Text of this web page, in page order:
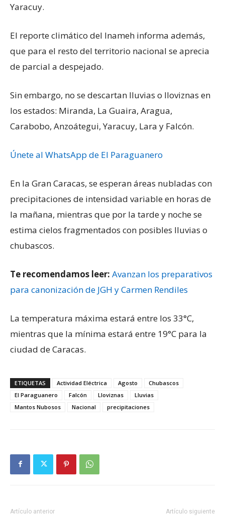
Yaracuy.
El reporte climático del Inameh informa además,
que para el resto del territorio nacional se aprecia
de parcial a despejado.
Sin embargo, no se descartan lluvias o lloviznas en
los estados: Miranda, La Guaira, Aragua,
Carabobo, Anzoátegui, Yaracuy, Lara y Falcón.
Únete al WhatsApp de El Paraguanero
En la Gran Caracas, se esperan áreas nubladas con
precipitaciones de intensidad variable en horas de
la mañana, mientras que por la tarde y noche se
estima cielos fragmentados con posibles lluvias o
chubascos.
Te recomendamos leer: Avanzan los preparativos
para canonización de JGH y Carmen Rendiles
La temperatura máxima estará entre los 33°C,
mientras que la mínima estará entre 19°C para la
ciudad de Caracas.
ETIQUETAS Actividad Eléctrica Agosto
Chubascos
El Paraguanero
Falcón Lloviznas
Lluvias
Mantos Nubosos
Nacional precipitaciones
Artículo anterior Artículo siguiente